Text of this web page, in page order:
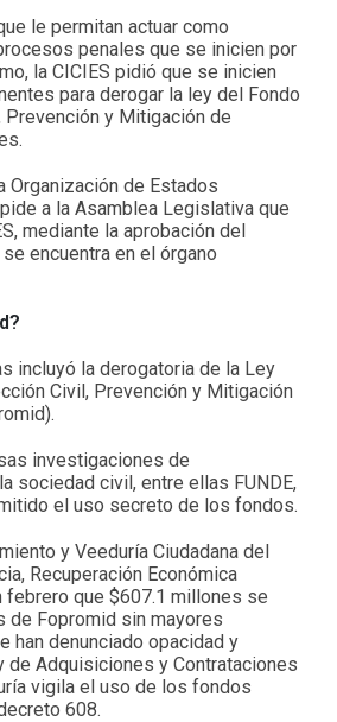
le permitan actuar como
penales que se inicien por
la CICIES pidió que se inicien
para derogar la ley del Fondo
y Mitigación de
Organización de Estados
a la Asamblea Legislativa que
mediante la aprobación del
encuentra en el órgano
incluyó la derogatoria de la Ley
Civil, Prevención y Mitigación
investigaciones de
sociedad civil, entre ellas FUNDE,
el uso secreto de los fondos.
y Veeduría Ciudadana del
Recuperación Económica
febrero que $607.1 millones se
de Fopromid sin mayores
han denunciado opacidad y
de Adquisiciones y Contrataciones
vigila el uso de los fondos
608.